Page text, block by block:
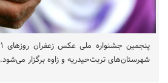
شهرستان‌های تربت‌حیدریه و زاوه برگزار می‌شود.